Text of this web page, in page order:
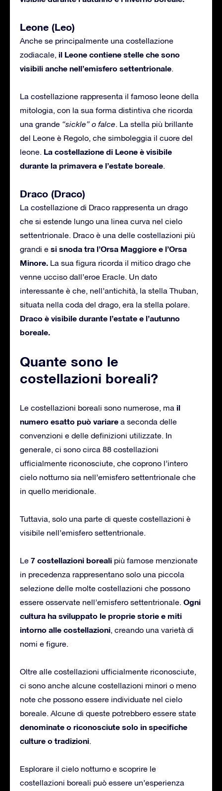
Leone (Leo)
Anche se principalmente una costellazione
zodiacale, il Leone contiene stelle che sono
visibili anche nell’emisfero settentrionale.
La costellazione rappresenta il famoso leone della
mitologia, con la sua forma distintiva che ricorda
una grande “sickle” o falce. La stella più brillante
del Leone è Regolo, che simboleggia il cuore del
leone. La costellazione di Leone è visibile
durante la primavera e l’estate boreale.
Draco (Draco)
La costellazione di Draco rappresenta un drago
che si estende lungo una linea curva nel cielo
settentrionale. Draco è una delle costellazioni più
grandi e si snoda tra l’Orsa Maggiore e l’Orsa
Minore. La sua figura ricorda il mitico drago che
venne ucciso dall’eroe Eracle. Un dato
interessante è che, nell’antichità, la stella Thuban,
situata nella coda del drago, era la stella polare.
Draco è visibile durante l’estate e l’autunno
boreale.
Quante sono le
costellazioni boreali?
Le costellazioni boreali sono numerose, ma il
numero esatto può variare a seconda delle
convenzioni e delle definizioni utilizzate. In
generale, ci sono circa 88 costellazioni
ufficialmente riconosciute, che coprono l’intero
cielo notturno sia nell’emisfero settentrionale che
in quello meridionale.
Tuttavia, solo una parte di queste costellazioni è
visibile nell’emisfero settentrionale.
Le 7 costellazioni boreali più famose menzionate
in precedenza rappresentano solo una piccola
selezione delle molte costellazioni che possono
essere osservate nell’emisfero settentrionale. Ogni
cultura ha sviluppato le proprie storie e miti
intorno alle costellazioni, creando una varietà di
nomi e figure.
Oltre alle costellazioni ufficialmente riconosciute,
ci sono anche alcune costellazioni minori o meno
note che possono essere individuate nel cielo
boreale. Alcune di queste potrebbero essere state
denominate o riconosciute solo in specifiche
culture o tradizioni.
Esplorare il cielo notturno e scoprire le
costellazioni boreali può essere un’esperienza